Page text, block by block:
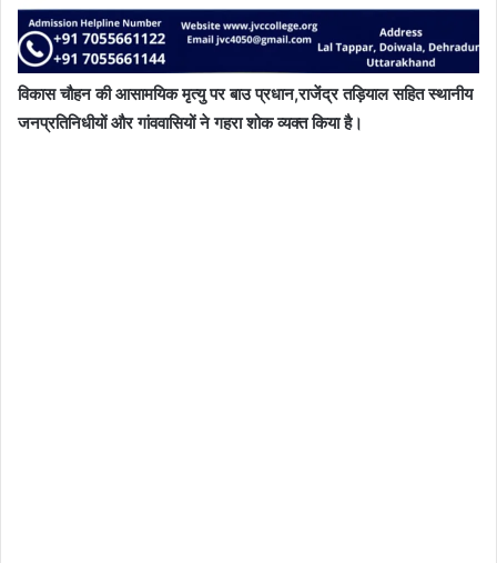
विकास चौहन की आसामयिक मृत्यु पर बाउ प्रधान,राजेंद्र तड़ियाल सहित स्थानीय
जनप्रतिनिधीयों और गांववासियों ने गहरा शोक व्यक्त किया है।